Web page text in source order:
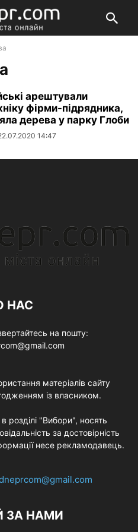
арештували
фірми-підрядника,
дерева у парку Глоби
14:47
НАС
на пошту:
матеріалів сайту
із власником.
розділі "Вибори", носять
за достовірність
несе рекламодавець.
ЗА НАМИ